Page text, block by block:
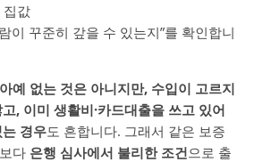
집값
이 꾸준히 갚을 수 있는지”를 확인합니
예 없는 것은 아니지만, 수입이 고르지
, 이미 생활비·카드대출을 쓰고 있어
경우도 흔합니다. 그래서 같은 보증
다 은행 심사에서 불리한 조건으로 출